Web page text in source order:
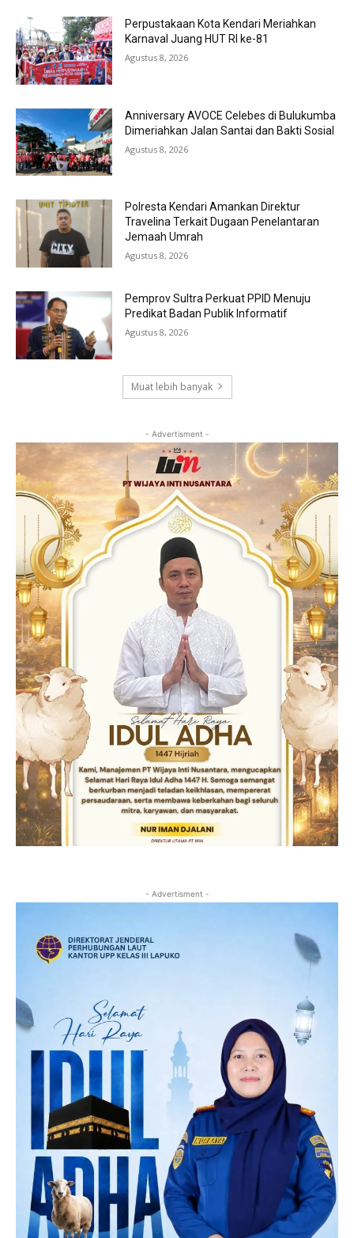
Perpustakaan Kota Kendari Meriahkan
Karnaval Juang HUT RI ke-81
Agustus 8, 2026
Anniversary AVOCE Celebes di Bulukumba
Dimeriahkan Jalan Santai dan Bakti Sosial
Agustus 8, 2026
Polresta Kendari Amankan Direktur
Travelina Terkait Dugaan Penelantaran
Jemaah Umrah
Agustus 8, 2026
Pemprov Sultra Perkuat PPID Menuju
Predikat Badan Publik Informatif
Agustus 8, 2026
Muat lebih banyak
- Advertisment -
- Advertisment -